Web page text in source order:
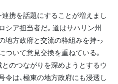
連携を話題にすることが増えまし
シア担当者だ。道はサハリン州
地方政府と交流の枠組みを持っ
ついて意見交換を重ねている。
のつながりを深めようとするウ
令は、極東の地方政府にも浸透し